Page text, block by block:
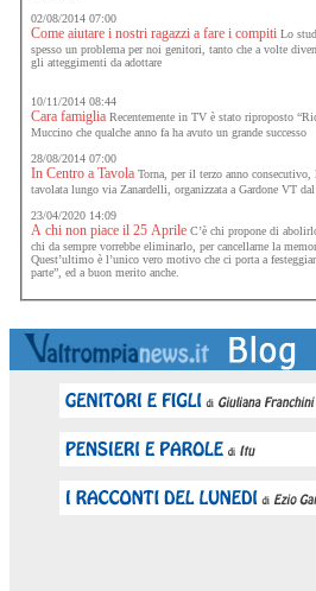
02/08/2014 07:00
Come aiutare i nostri ragazzi a fare i compiti Lo
spesso un problema per noi genitori, tanto che a volte diventano perfino un fertile territorio di scontro. Quali
gli atteggimenti da adottare
10/11/2014 08:44
Cara famigliaRecentemente in TV è stato riproposto “Ricordati di
Muccino che qualche anno fa ha avuto un grande successo
28/08/2014 07:00
In Centro a Tavola Torna, per il terzo anno consecutivo,
23/04/2020 14:09
A chi non piace il 25 Aprile C’è chi propone di
chi da sempre vorrebbe eliminarlo, per cancellarne la
Quest’ultimo è l’unico vero motivo che ci porta a
parte”, ed a buon merito anche.